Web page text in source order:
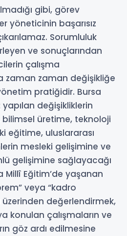
gibi, görev
yöneticinin başarısız
Sorumluluk
ve sonuçlarından
çalışma
zaman zaman değişikliğe
pratiğidir. Bursa
yapılan değişikliklerin
üretime, teknoloji
eğitime, uluslararası
mesleki gelişimine ve
gelişimine sağlayacağı
Millî Eğitim’de yaşanan
veya “kadro
üzerinden değerlendirmek,
konulan çalışmaların ve
göz ardı edilmesine